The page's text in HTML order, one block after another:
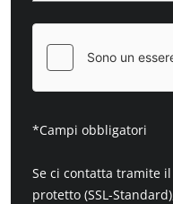
*Campi obbligatori
Se ci contatta tramite
protetto (SSL-